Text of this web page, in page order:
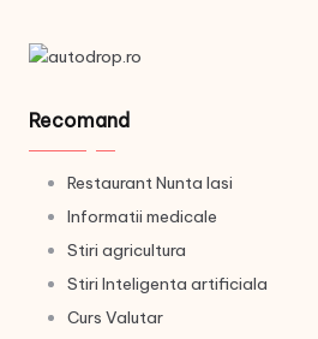
Recomand
Restaurant Nunta Iasi
Informatii medicale
Stiri agricultura
Stiri Inteligenta artificiala
Curs Valutar